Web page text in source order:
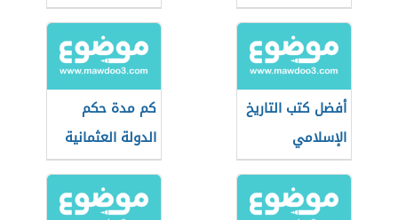
أفضل كتب التاريخ
الإسلامي
كم مدة حكم
الدولة العثمانية